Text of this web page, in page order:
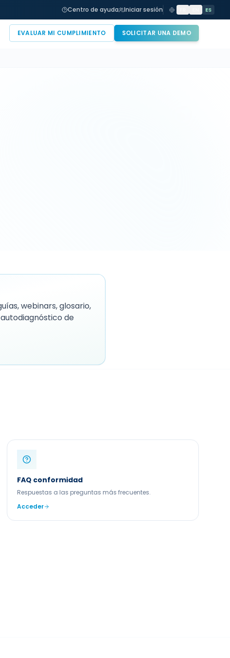
Centro de ayuda Iniciar sesión ES
EVALUAR MI CUMPLIMIENTO SOLICITAR UNA DEMO
webinars, glosario,
de
FAQ conformidad
Respuestas a las preguntas más frecuentes.
Acceder